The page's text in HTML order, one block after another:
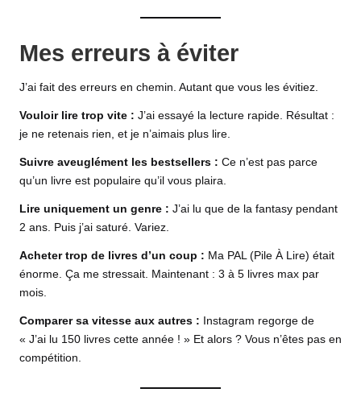
Mes erreurs à éviter
J’ai fait des erreurs en chemin. Autant que vous les évitiez.
Vouloir lire trop vite : J’ai essayé la lecture rapide. Résultat :
je ne retenais rien, et je n’aimais plus lire.
Suivre aveuglément les bestsellers : Ce n’est pas parce
qu’un livre est populaire qu’il vous plaira.
Lire uniquement un genre : J’ai lu que de la fantasy pendant
2 ans. Puis j’ai saturé. Variez.
Acheter trop de livres d’un coup : Ma PAL (Pile À Lire) était
énorme. Ça me stressait. Maintenant : 3 à 5 livres max par
mois.
Comparer sa vitesse aux autres : Instagram regorge de
« J’ai lu 150 livres cette année ! » Et alors ? Vous n’êtes pas en
compétition.